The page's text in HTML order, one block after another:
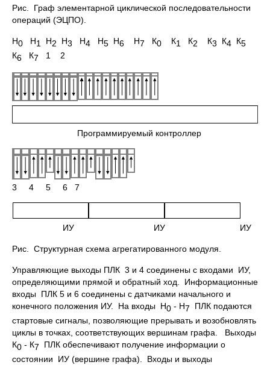
Рис. Граф элементарной циклической последовательности
операций (ЭЦПО).
Н0 Н1 Н2 Н3 Н4 Н5 Н6 Н7 К0 К1 К2 К3 К4 К5
К6 К7 1 2
Программируемый контроллер
3 4 5 6 7
ИУ ИУ ИУ
Рис. Структурная схема агрегатированного модуля.
Управляющие выходы ПЛК 3 и 4 соединены с входами ИУ,
определяющими прямой и обратный ход. Информационные
входы ПЛК 5 и 6 соединены с датчиками начального и
конечного положения ИУ. На входы Н0 - Н7 ПЛК подаются
стартовые сигналы, позволяющие прерывать и возобновлять
циклы в точках, соответствующих вершинам графа. Выходы
К0 - К7 ПЛК обеспечивают получение информации о
состоянии ИУ (вершине графа). Входы и выходы